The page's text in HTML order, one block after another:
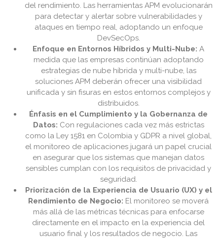
del rendimiento. Las herramientas APM evolucionarán
para detectar y alertar sobre vulnerabilidades y
ataques en tiempo real, adoptando un enfoque
DevSecOps.
Enfoque en Entornos Híbridos y Multi-Nube: A
medida que las empresas continúan adoptando
estrategias de nube híbrida y multi-nube, las
soluciones APM deberán ofrecer una visibilidad
unificada y sin fisuras en estos entornos complejos y
distribuidos.
Énfasis en el Cumplimiento y la Gobernanza de
Datos: Con regulaciones cada vez más estrictas
como la Ley 1581 en Colombia y GDPR a nivel global,
el monitoreo de aplicaciones jugará un papel crucial
en asegurar que los sistemas que manejan datos
sensibles cumplan con los requisitos de privacidad y
seguridad.
Priorización de la Experiencia de Usuario (UX) y el
Rendimiento de Negocio: El monitoreo se moverá
más allá de las métricas técnicas para enfocarse
directamente en el impacto en la experiencia del
usuario final y los resultados de negocio. Las